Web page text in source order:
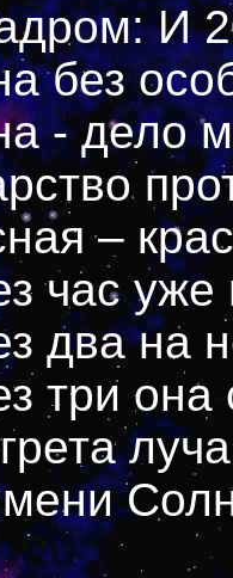
И
без
- дело
–
час уже
два на
три она